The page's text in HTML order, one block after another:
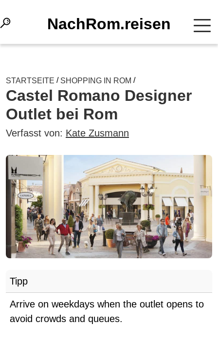
NachRom.reisen
STARTSEITE / SHOPPING IN ROM /
Castel Romano Designer
Outlet bei Rom
Verfasst von: Kate Zusmann
Tipp
Arrive on weekdays when the outlet opens to
avoid crowds and queues.